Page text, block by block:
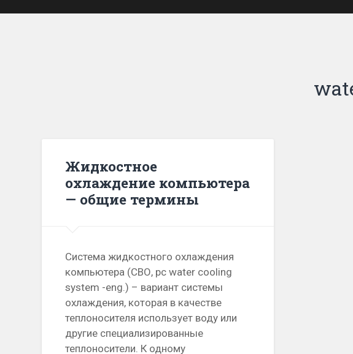
Жидкостное
охлаждение компьютера
— общие термины
Система жидкостного охлаждения
компьютера (СВО, pc water cooling
system -eng.) – вариант системы
охлаждения, которая в качестве
теплоносителя использует воду или
другие специализированные
теплоносители. К одному